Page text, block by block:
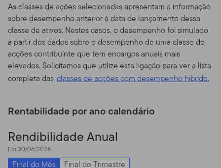
As classes de ações selecionadas apresentam a informação
sobre desempenho anterior à data de lançamento dessa
classe de ativos. Nestes casos, o desempenho foi simulado
a partir dos dados sobre o desempenho de uma classe de
acções contribuinte que tem encargos anuais mais
elevados. Solicitamos que utilize esta ligação para ver a lista
completa das classes de acções com desempenho híbrido.
Rentabilidade por ano calendário
Rendibilidade Anual
Em 30/06/2026
Final do Mês Final do Trimestre
como um pedido de compra, ou oferta e venda, ou
ainda recomendação para algum título, produto ou
serviço para qualquer pessoa em qualquer jurisdição
em que tal solicitação, oferta, compra ou venda seja
considerada ilegal pelas leis de tal jurisdição.
Não há recomendação de investimentos ou
aspectos legais, seguros ou dicas de investimento, e
recomendação, de nossa parte ou da de terceiros, para
que se adquira ou se abra mão de qualquer título ou
investimento, ou ainda um incentivo para que se